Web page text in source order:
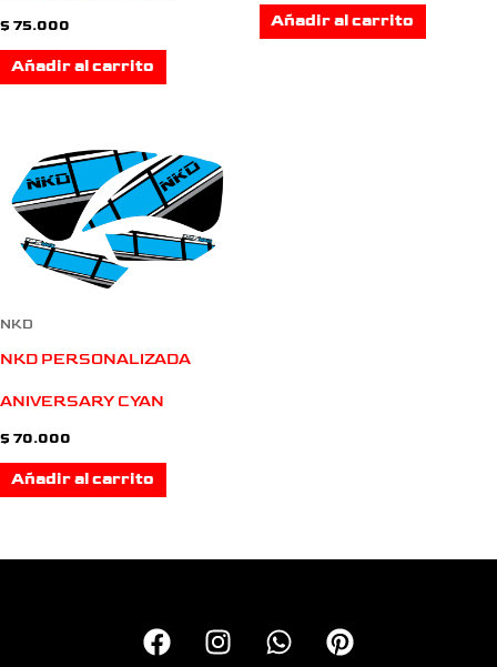
$ 75.000
Añadir al carrito
Añadir al carrito
NKD
NKD PERSONALIZADA
ANIVERSARY CYAN
$ 70.000
Añadir al carrito